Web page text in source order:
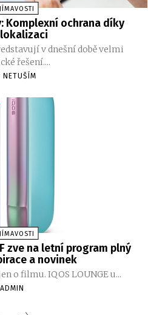
Komplexní ochrana díky
lokalizaci
v dnešní době velmi
řešení....
NETUŠÍM
zve na letní program plný
a novinek
o filmu. IQOS LOUNGE u...
ADMIN